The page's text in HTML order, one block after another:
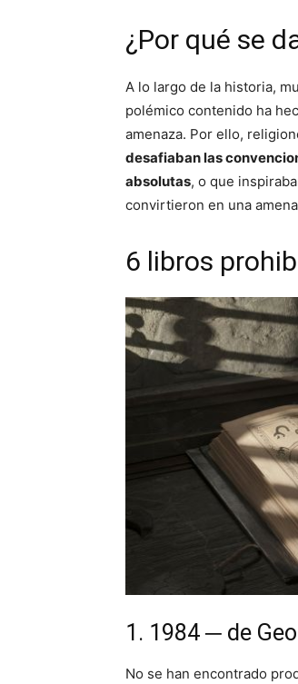
¿Por qué se
A lo largo de la historia,
polémico contenido ha
amenaza. Por ello,
desafiaban las
absolutas, o que
convirtieron en una
6 libros
1. 1984 ─ de
No se han encontrado